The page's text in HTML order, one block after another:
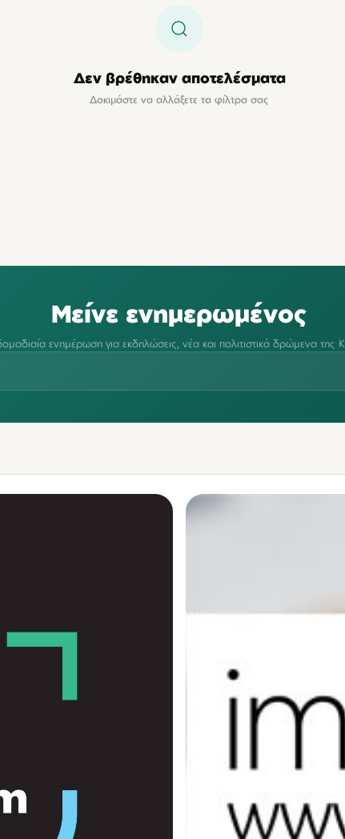
Δεν βρέθηκαν αποτελέσματα
Δοκιμάστε να αλλάξετε τα φίλτρα σας
Μείνε ενημερωμένος
ενημέρωση για εκδηλώσεις, νέα και πολιτιστικά δρώμενα της